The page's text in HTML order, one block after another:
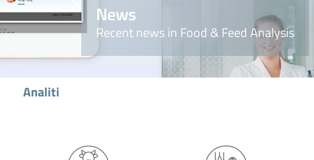
News
Recent news in Food & Feed Analysis
Analiti